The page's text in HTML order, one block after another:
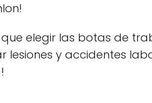
elegir las botas de
lesiones y accidentes